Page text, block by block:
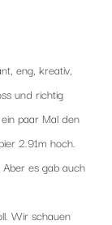
eng, kreativ,
und richtig
paar Mal den
2.91m hoch.
es gab auch
Wir schauen